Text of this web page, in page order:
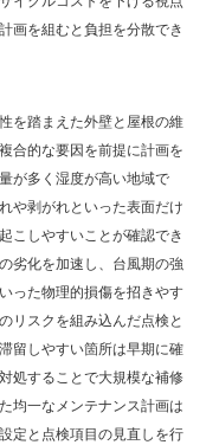
画を組むと負担を分散でき
を踏まえた外壁と屋根の維
合的な要因を前提に計画を
が多く湿度が高い地域で
や剥がれといった表面だけ
こしやすいことが確認でき
劣化を加速し、台風期の強
った物理的損傷を招きやす
リスクを組み込んだ点検と
留しやすい箇所は早期に確
処することで大規模な補修
均一なメンテナンス計画は
定と点検項目の見直しを行